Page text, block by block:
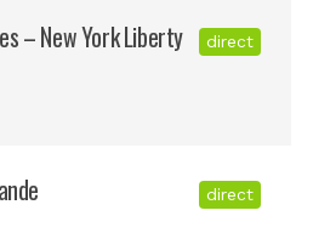
– New York Liberty direct
direct